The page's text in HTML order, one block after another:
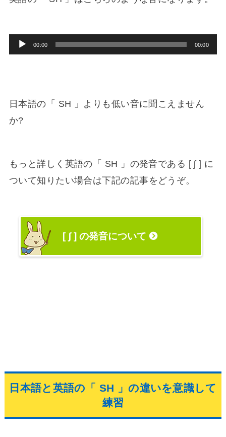
音
声
ー
00:00 00:00
日本語の「 SH 」よりも低い音に聞こえません
か?
もっと詳しく英語の「 SH 」の発音である [ ʃ ] に
ついて知りたい場合は下記の記事をどうぞ。
[ ʃ ] の発音について
日本語と英語の「 SH 」の違いを意識して
練習